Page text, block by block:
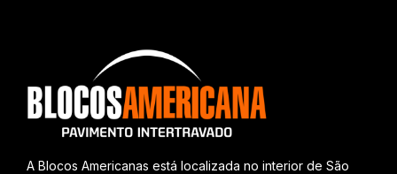
A Blocos Americanas está localizada no interior de São